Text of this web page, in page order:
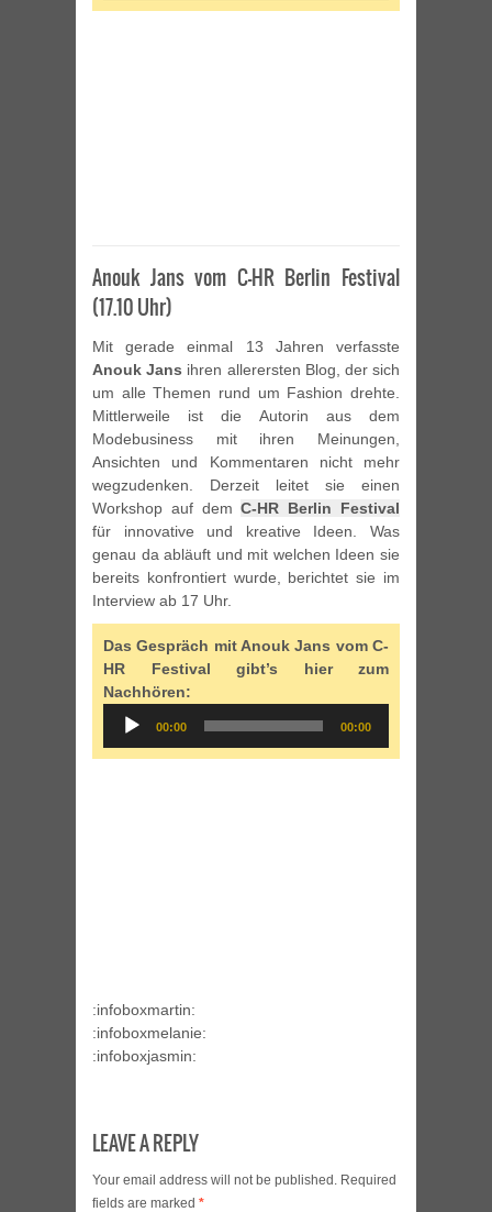
Anouk Jans vom C-HR Berlin Festival
(17.10 Uhr)
Mit gerade einmal 13 Jahren verfasste
Anouk Jans ihren allerersten Blog, der sich
um alle Themen rund um Fashion drehte.
Mittlerweile ist die Autorin aus dem
Modebusiness mit ihren Meinungen,
Ansichten und Kommentaren nicht mehr
wegzudenken. Derzeit leitet sie einen
Workshop auf demC-HR Berlin Festival
für innovative und kreative Ideen. Was
genau da abläuft und mit welchen Ideen sie
bereits konfrontiert wurde, berichtet sie im
Interview ab 17 Uhr.
Das Gespräch mit Anouk Jans vom C-
HR Festival gibt’s hier zum
Nachhören:
Audio
Player
00:00 00:00
:infoboxmartin:
:infoboxmelanie:
:infoboxjasmin:
LEAVE A REPLY
Your email address will not be published. Required
fields are marked *